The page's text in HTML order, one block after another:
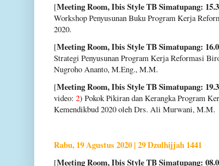
[Meeting Room, Ibis Style TB Simatupang:
Workshop Penyusunan Buku Program Kerja
2020.
[Meeting Room, Ibis Style TB Simatupang:
Strategi Penyusunan Program Kerja Reformasi
Nugroho Ananto, M.Eng., M.M.
[Meeting Room, Ibis Style TB Simatupang:
video: 2) Pokok Pikiran dan Kerangka Program
Kemendikbud 2020 oleh Drs. Ali Murwani, M.M.
Rabu, 19 Agustus 2020 | 29 Dzulhijjah 1441
[Meeting Room, Ibis Style TB Simatupang: